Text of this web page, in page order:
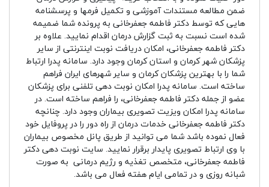
ضمن مطالعه مستندات آموزشی و تکمیل فرمها و پرسشنامه
هایی که توسط دکتر فاطمه جعفرخانی به پرونده شما ضمیمه
شده است نسبت به ثبت گزارش درمان اقدام نمایید. علاوه بر
دکتر فاطمه جعفرخانی، امکان دریافت نوبت اینترنتی از سایر
پزشکان شهر کرمان و استان کرمان وجود دارد. سامانه پدرا ارتباط
شما را با بهترین پزشکان کرمان و سایر شهرهای ایران فراهم
ساخته است. سامانه پدرا امکان نوبت دهی تلفنی برای پزشکان
عضو از جمله دکتر فاطمه جعفرخانی، را فراهم ساخته است. در
سامانه پدرا امکان ویزیت تصویری بیماران وجود دارد. چنانچه
دکتر فاطمه جعفرخانی خدمات درمان از راه دور را در پروفایل خود
فعال نموده باشد شما می توانید از طریق پانل مخصوص بیماران
با وی ارتباط تصویری پایدار برقرار نمایید. سایت نوبت دهی دکتر
فاطمه جعفرخانی، متخصص تغذیه و رژیم درمانی به صورت
شبانه روزی و در تمامی ایام هفته فعال می باشد.